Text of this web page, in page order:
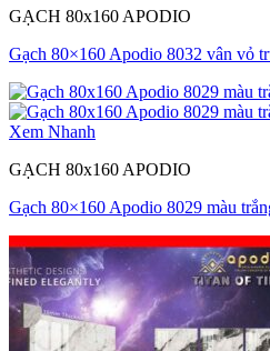
GẠCH 80x160 APODIO
Gạch 80×160 Apodio 8032 vân vỏ
Xem Nhanh
GẠCH 80x160 APODIO
Gạch 80×160 Apodio 8029 màu